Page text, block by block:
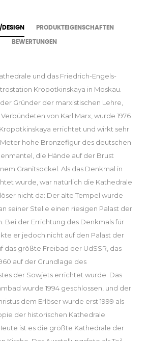
PRODUKTEIGENSCHAFTEN
BEWERTUNGEN
und das Friedrich-Engels-
Kropotkinskaya in Moskau.
Gründer der marxistischen Lehre,
von Karl Marx, wurde 1976
errichtet und wirkt sehr
hohe Bronzefigur des deutschen
die Hände auf der Brust
Granitsockel. Als das Denkmal in
wurde, war natürlich die Kathedrale
nicht da: Der alte Tempel wurde
seiner Stelle einen riesigen Palast der
Bei der Errichtung des Denkmals für
er jedoch nicht auf den Palast der
das größte Freibad der UdSSR, das
auf der Grundlage des
der Sowjets errichtet wurde. Das
wurde 1994 geschlossen, und der
dem Erlöser wurde erst 1999 als
der historischen Kathedrale
ist es die größte Kathedrale der